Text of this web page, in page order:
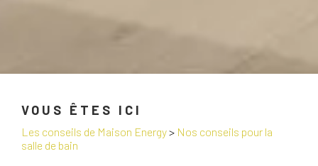
VOUS ÊTES ICI
Les conseils de Maison Energy> Nos conseils pour la
salle de bain